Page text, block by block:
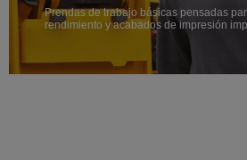
Prendas de trabajo básicas pensadas
rendimiento y acabados de impresión